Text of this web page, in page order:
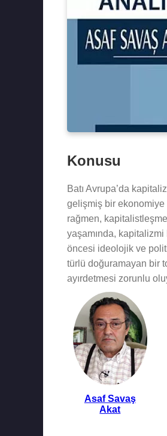
Konusu
Batı Avrupa’da
gelişmiş bir ekonomiye
rağmen,
yaşamında,
öncesi ideolojik ve
türlü doğuramayan bir
ayırdetmesi zorunlu
Asaf Savaş
Akat